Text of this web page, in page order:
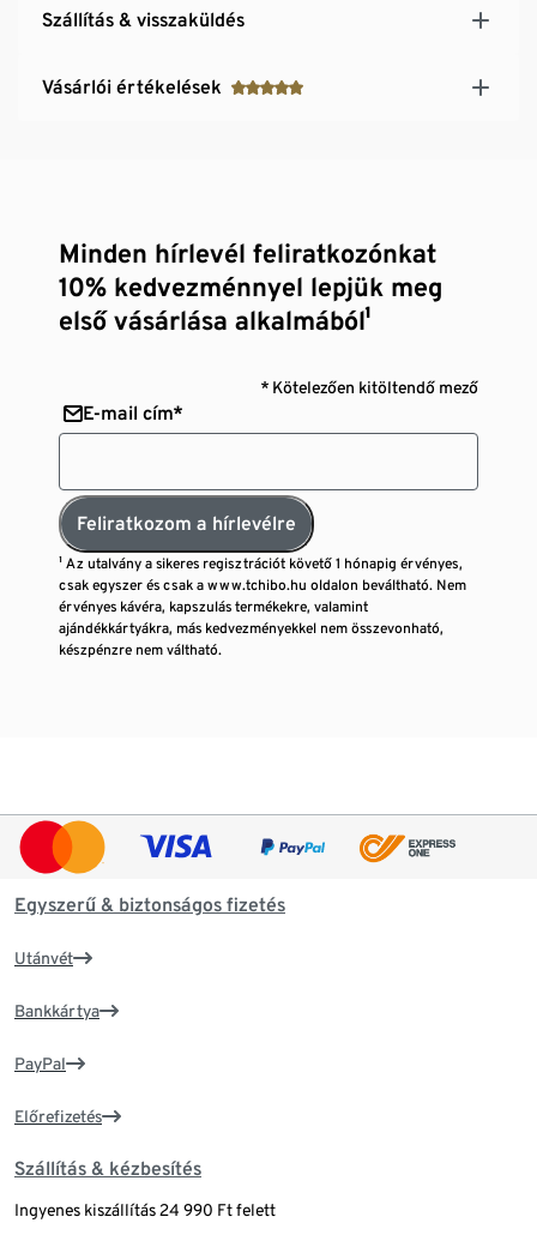
Szállítás & visszaküldés
Vásárlói értékelések
Minden hírlevél feliratkozónkat
10% kedvezménnyel lepjük meg
első vásárlása alkalmából¹
* Kötelezően kitöltendő mező
E-mail cím*
Feliratkozom a hírlevélre
¹ Az utalvány a sikeres regisztrációt követő 1 hónapig érvényes,
csak egyszer és csak a www.tchibo.hu oldalon beváltható. Nem
érvényes kávéra, kapszulás termékekre, valamint
ajándékkártyákra, más kedvezményekkel nem összevonható,
készpénzre nem váltható.
Egyszerű & biztonságos fizetés
Utánvét
Bankkártya
PayPal
Előrefizetés
Szállítás & kézbesítés
Ingyenes kiszállítás 24 990 Ft felett